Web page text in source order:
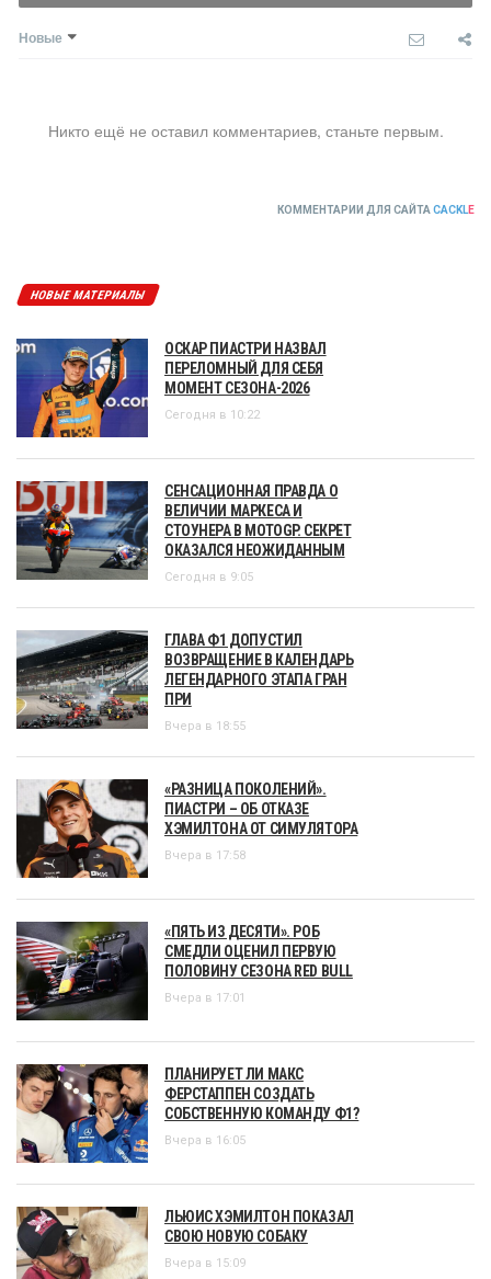
Новые
Никто ещё не оставил комментариев, станьте первым.
КОММЕНТАРИИ ДЛЯ САЙТА CACKLE
НОВЫЕ МАТЕРИАЛЫ
ОСКАР ПИАСТРИ НАЗВАЛ
ПЕРЕЛОМНЫЙ ДЛЯ СЕБЯ
МОМЕНТ СЕЗОНА-2026
Сегодня в 10:22
СЕНСАЦИОННАЯ ПРАВДА О
ВЕЛИЧИИ МАРКЕСА И
СТОУНЕРА В MOTOGP. СЕКРЕТ
ОКАЗАЛСЯ НЕОЖИДАННЫМ
Сегодня в 9:05
ГЛАВА Ф1 ДОПУСТИЛ
ВОЗВРАЩЕНИЕ В КАЛЕНДАРЬ
ЛЕГЕНДАРНОГО ЭТАПА ГРАН
ПРИ
Вчера в 18:55
«РАЗНИЦА ПОКОЛЕНИЙ».
ПИАСТРИ – ОБ ОТКАЗЕ
ХЭМИЛТОНА ОТ СИМУЛЯТОРА
Вчера в 17:58
«ПЯТЬ ИЗ ДЕСЯТИ». РОБ
СМЕДЛИ ОЦЕНИЛ ПЕРВУЮ
ПОЛОВИНУ СЕЗОНА RED BULL
Вчера в 17:01
ПЛАНИРУЕТ ЛИ МАКС
ФЕРСТАППЕН СОЗДАТЬ
СОБСТВЕННУЮ КОМАНДУ Ф1?
Вчера в 16:05
ЛЬЮИС ХЭМИЛТОН ПОКАЗАЛ
СВОЮ НОВУЮ СОБАКУ
Вчера в 15:09